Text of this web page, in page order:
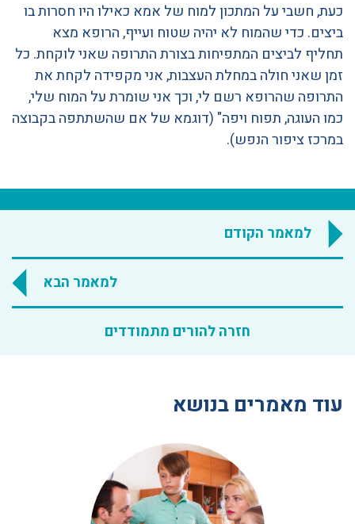
כעת, חשבי על המתכון למוח של אמא כאילו היו חסרות בו
ביצים. כדי שהמוח לא יהיה שטוח ועייף, הרופא מצא
תחליף לביצים המתפיחות בצורת התרופה שאני לוקחת. כל
זמן שאני חולה במחלת העצבות, אני מקפידה לקחת את
התרופה שהרופא רשם לי, וכך אני שומרת על המוח שלי,
כמו העוגה, תפוח ויפה" (דוגמא של אם שהשתתפה בקבוצה
במרכז ציפור הנפש).
למאמר הקודם
חזרה להורים מתמודדים
למאמר הבא
עוד מאמרים בנושא